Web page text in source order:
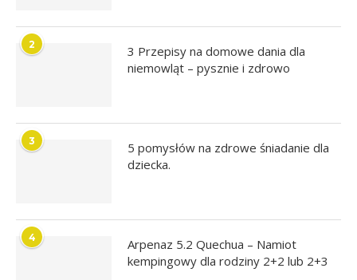
2
3 Przepisy na domowe dania dla
niemowląt – pysznie i zdrowo
3
5 pomysłów na zdrowe śniadanie dla
dziecka.
4
Arpenaz 5.2 Quechua – Namiot
kempingowy dla rodziny 2+2 lub 2+3